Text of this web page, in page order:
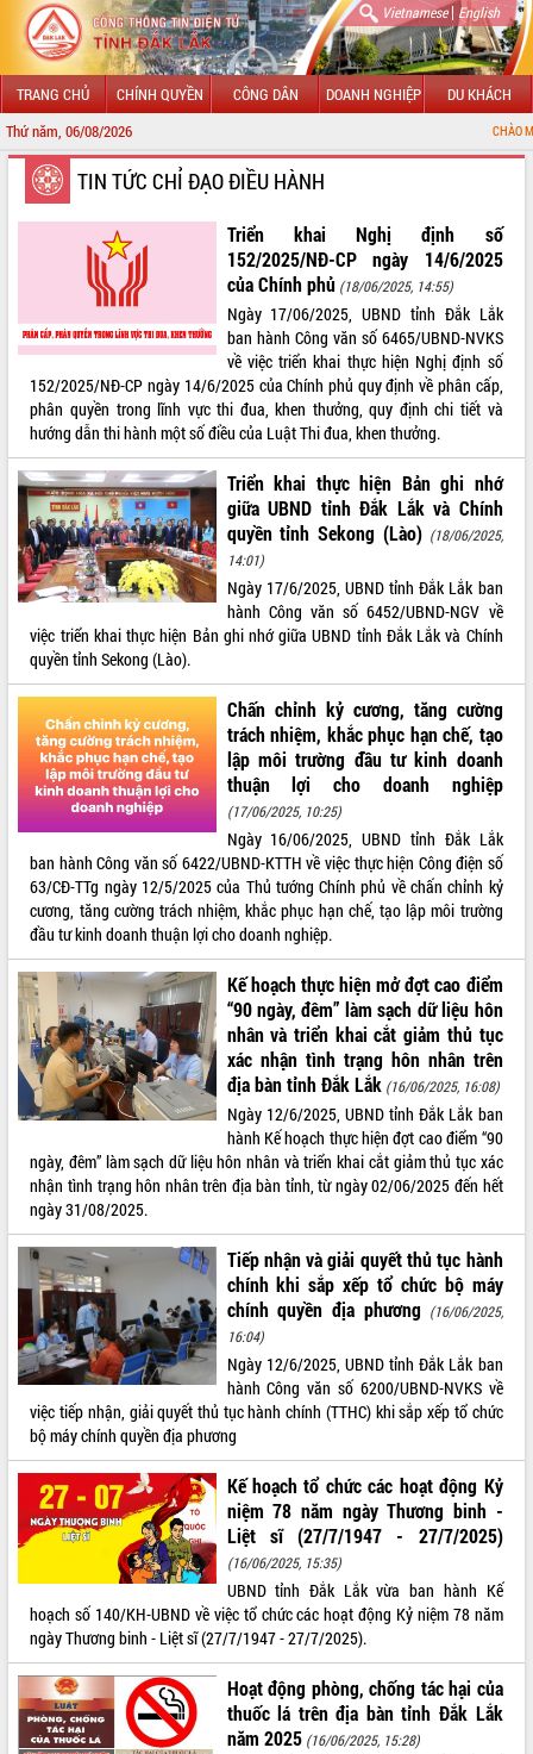
Vietnamese| English
TRANG CHỦ CHÍNH QUYỀN CÔNG DÂN DOANH NGHIỆP DU KHÁCH
Thứ năm, 06/08/2026 CHÀO MỪNG ĐẾN VỚI
GIỚI THIỆU
LÃNH ĐẠO UBND TỈNH
TIN TỨC SỰ KIỆN
SỞ, BAN, NGÀNH
THÔNG TIN CHỈ ĐẠO ĐIỀU HÀNH
HỆ THỐNG VĂN BẢN
VĂN BẢN HĐND TỈNH
ĐIỂM TIN VĂN BẢN
VIDEO
ALBUM ẢNH
LIÊN KẾT WEB
THỐNG KÊ TRUY CẬP
Hôm nay: 22706
Tất cả: 65998848
TIN TỨC CHỈ ĐẠO ĐIỀU HÀNH
Triển khai Nghị định số
152/2025/NĐ-CP ngày 14/6/2025
của Chính phủ (18/06/2025, 14:55)
Ngày 17/06/2025, UBND tỉnh Đắk Lắk
ban hành Công văn số 6465/UBND-NVKS
về việc triển khai thực hiện Nghị định số
152/2025/NĐ-CP ngày 14/6/2025 của Chính phủ quy định về phân cấp,
phân quyền trong lĩnh vực thi đua, khen thưởng, quy định chi tiết và
hướng dẫn thi hành một số điều của Luật Thi đua, khen thưởng.
Triển khai thực hiện Bản ghi nhớ
giữa UBND tỉnh Đắk Lắk và Chính
quyền tỉnh Sekong (Lào) (18/06/2025,
14:01)
Ngày 17/6/2025, UBND tỉnh Đắk Lắk ban
hành Công văn số 6452/UBND-NGV về
việc triển khai thực hiện Bản ghi nhớ giữa UBND tỉnh Đắk Lắk và Chính
quyền tỉnh Sekong (Lào).
Chấn chỉnh kỷ cương, tăng cường
trách nhiệm, khắc phục hạn chế, tạo
lập môi trường đầu tư kinh doanh
thuận lợi cho doanh nghiệp
(17/06/2025, 10:25)
Ngày 16/06/2025, UBND tỉnh Đắk Lắk
ban hành Công văn số 6422/UBND-KTTH về việc thực hiện Công điện số
63/CĐ-TTg ngày 12/5/2025 của Thủ tướng Chính phủ về chấn chỉnh kỷ
cương, tăng cường trách nhiệm, khắc phục hạn chế, tạo lập môi trường
đầu tư kinh doanh thuận lợi cho doanh nghiệp.
Kế hoạch thực hiện mở đợt cao điểm
“90 ngày, đêm” làm sạch dữ liệu hôn
nhân và triển khai cắt giảm thủ tục
xác nhận tình trạng hôn nhân trên
địa bàn tỉnh Đắk Lắk (16/06/2025, 16:08)
Ngày 12/6/2025, UBND tỉnh Đắk Lắk ban
hành Kế hoạch thực hiện đợt cao điểm “90
ngày, đêm” làm sạch dữ liệu hôn nhân và triển khai cắt giảm thủ tục xác
nhận tình trạng hôn nhân trên địa bàn tỉnh, từ ngày 02/06/2025 đến hết
ngày 31/08/2025.
Tiếp nhận và giải quyết thủ tục hành
chính khi sắp xếp tổ chức bộ máy
chính quyền địa phương (16/06/2025,
16:04)
Ngày 12/6/2025, UBND tỉnh Đắk Lắk ban
hành Công văn số 6200/UBND-NVKS về
việc tiếp nhận, giải quyết thủ tục hành chính (TTHC) khi sắp xếp tổ chức
bộ máy chính quyền địa phương
Kế hoạch tổ chức các hoạt động Kỷ
niệm 78 năm ngày Thương binh -
Liệt sĩ (27/7/1947 - 27/7/2025)
(16/06/2025, 15:35)
UBND tỉnh Đắk Lắk vừa ban hành Kế
hoạch số 140/KH-UBND về việc tổ chức các hoạt động Kỷ niệm 78 năm
ngày Thương binh - Liệt sĩ (27/7/1947 - 27/7/2025).
Hoạt động phòng, chống tác hại của
thuốc lá trên địa bàn tỉnh Đắk Lắk
năm 2025 (16/06/2025, 15:28)